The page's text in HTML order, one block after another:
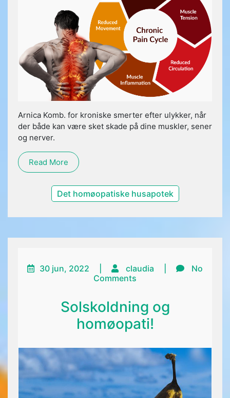
Arnica Komb. for kroniske smerter efter ulykker, når
der både kan være sket skade på dine muskler, sener
og nerver.
Read More
Det homøopatiske husapotek
30 jun, 2022 claudia
No
Comments
Solskoldning og
homøopati!